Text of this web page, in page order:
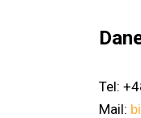
Tel:
Mail: